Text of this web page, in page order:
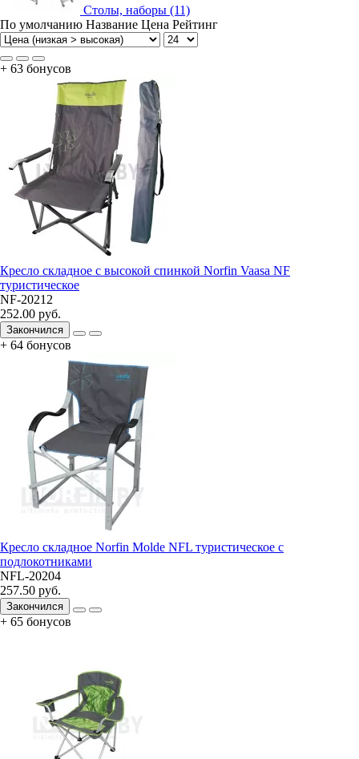
Столы, наборы (11)
По умолчанию Название Цена Рейтинг
+ 63 бонусов
Кресло складное с высокой спинкой Norfin Vaasa NF
туристическое
NF-20212
252.00 руб.
Закончился
+ 64 бонусов
Кресло складное Norfin Molde NFL туристическое с
подлокотниками
NFL-20204
257.50 руб.
Закончился
+ 65 бонусов